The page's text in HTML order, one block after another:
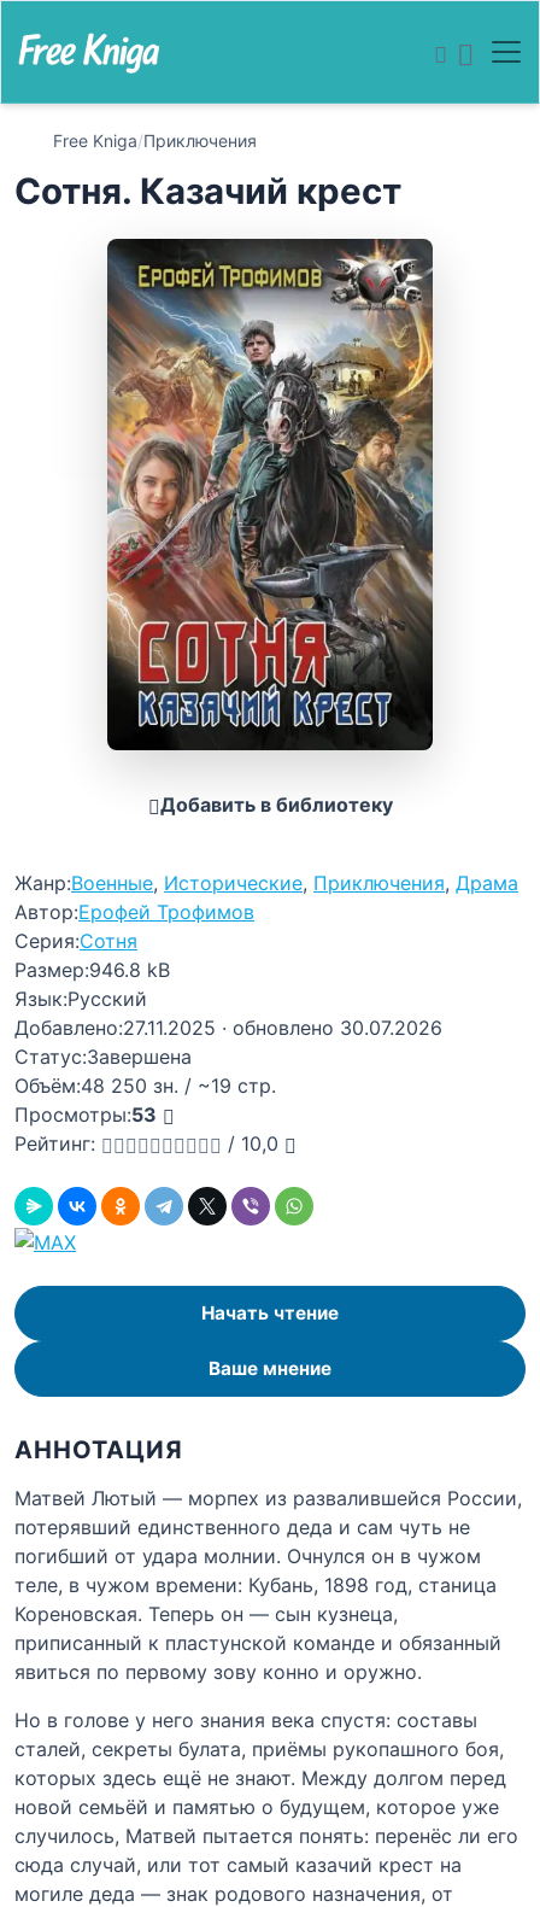
Free Kniga/Приключения
Сотня. Казачий крест
Добавить в библиотеку
Жанр:Военные, Исторические, Приключения, Драма
Автор:Ерофей Трофимов
Серия:Сотня
Размер:946.8 kB
Язык:Русский
Добавлено:27.11.2025 · обновлено 30.07.2026
Статус:Завершена
Объём:48 250 зн. / ~19 стр.
Просмотры:53
Рейтинг:
/ 10,0
Начать чтение
Ваше мнение
АННОТАЦИЯ
Матвей Лютый — морпех из развалившейся России,
потерявший единственного деда и сам чуть не
погибший от удара молнии. Очнулся он в чужом
теле, в чужом времени: Кубань, 1898 год, станица
Кореновская. Теперь он — сын кузнеца,
приписанный к пластунской команде и обязанный
явиться по первому зову конно и оружно.
Но в голове у него знания века спустя: составы
сталей, секреты булата, приёмы рукопашного боя,
которых здесь ещё не знают. Между долгом перед
новой семьёй и памятью о будущем, которое уже
случилось, Матвей пытается понять: перенёс ли его
сюда случай, или тот самый казачий крест на
могиле деда — знак родового назначения, от